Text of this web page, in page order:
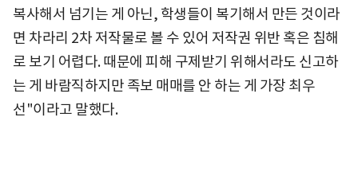
복사해서 넘기는 게 아닌, 학생들이 복기해서 만든 것이라
면 차라리 2차 저작물로 볼 수 있어 저작권 위반 혹은 침해
로 보기 어렵다. 때문에 피해 구제받기 위해서라도 신고하
는 게 바람직하지만 족보 매매를 안 하는 게 가장 최우
선"이라고 말했다.